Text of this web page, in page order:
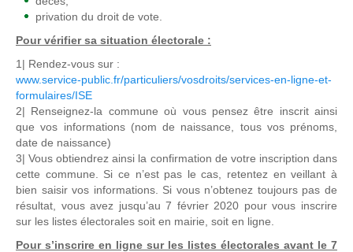
privation du droit de vote.
Pour vérifier sa situation électorale :
1| Rendez-vous sur :
www.service-public.fr/particuliers/vosdroits/services-en-ligne-et-
formulaires/ISE
2| Renseignez-la commune où vous pensez être inscrit ainsi
que vos informations (nom de naissance, tous vos prénoms,
date de naissance)
3| Vous obtiendrez ainsi la confirmation de votre inscription dans
cette commune. Si ce n’est pas le cas, retentez en veillant à
bien saisir vos informations. Si vous n’obtenez toujours pas de
résultat, vous avez jusqu’au 7 février 2020 pour vous inscrire
sur les listes électorales soit en mairie, soit en ligne.
Pour s’inscrire en ligne sur les listes électorales avant le 7